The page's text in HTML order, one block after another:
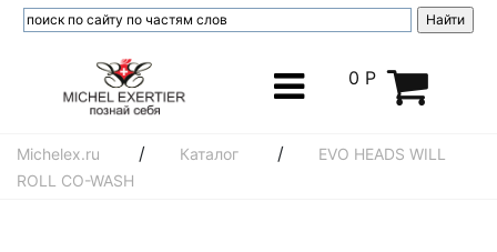
0 Р
Michelex.ru / Каталог /
EVO HEADS WILL
ROLL CO-WASH